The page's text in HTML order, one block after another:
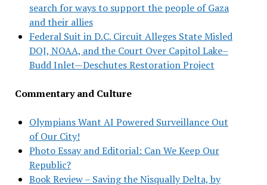
search for ways to support the people of Gaza
and their allies
Federal Suit in D.C. Circuit Alleges State Misled
DOJ, NOAA, and the Court Over Capitol Lake–
Budd Inlet—Deschutes Restoration Project
Commentary and Culture
Olympians Want AI Powered Surveillance Out
of Our City!
Photo Essay and Editorial: Can We Keep Our
Republic?
Book Review – Saving the Nisqually Delta, by